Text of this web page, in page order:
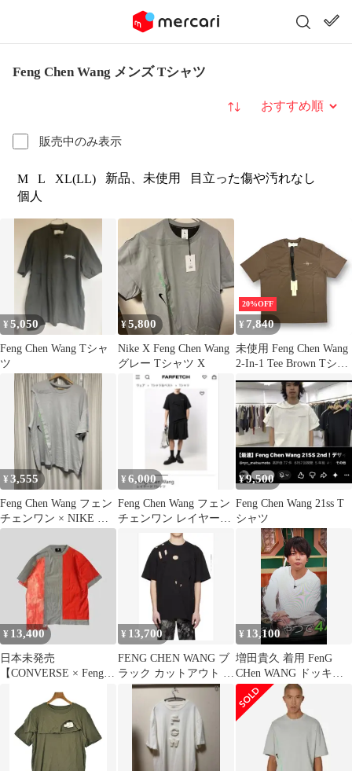
Feng Chen Wang メンズ Tシャツ
販売中のみ表示
並び替え
M L XL(LL) 新品、未使用
目立った傷や汚れなし
個人
¥5,050
Feng Chen Wang Tシャ
ツ
¥5,800
Nike X Feng Chen Wang
グレー Tシャツ X
20%OFF
¥ 7,840
未使用 Feng Chen Wang
2-In-1 Tee Brown Tシャ
ツ 半袖カットソー フェ
ンチェンワン
FMS17TS02 ブラウン L
（77508A）
¥3,555
Feng Chen Wang フェン
チェンワン × NIKE ナ
¥6,000
Feng Chen Wang フェン
チェンワン レイヤード
Tシャツ ブラック
¥9,500
Feng Chen Wang 21ss T
シャツ
¥ 13,400
日本未発売
【CONVERSE × Feng
¥ 13,700
FENG CHEN WANG ブ
ラック カットアウト T
シャツ XS
¥ 13,100
増田貴久 着用 FenG
CHen WANG ドッキン
グ Tシャツ